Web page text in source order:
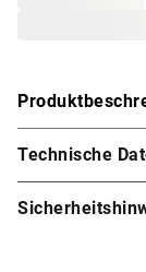
Karibu
2 Personen
Dieses
Technische